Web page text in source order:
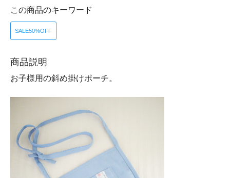
この商品のキーワード
SALE50%OFF
商品説明
お子様用の斜め掛けポーチ。